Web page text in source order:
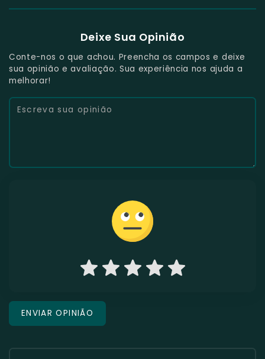
Deixe Sua Opinião
Conte-nos o que achou. Preencha os campos e deixe
sua opinião e avaliação. Sua experiência nos ajuda a
melhorar!